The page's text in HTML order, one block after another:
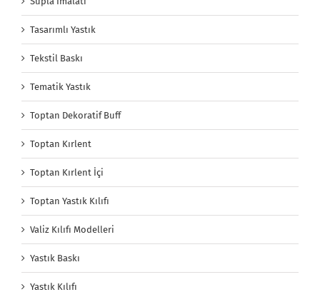
Tasarımlı Yastık
Tekstil Baskı
Tematik Yastık
Toptan Dekoratif Buff
Toptan Kırlent
Toptan Kırlent İçi
Toptan Yastık Kılıfı
Valiz Kılıfı Modelleri
Yastık Baskı
Yastık Kılıfı